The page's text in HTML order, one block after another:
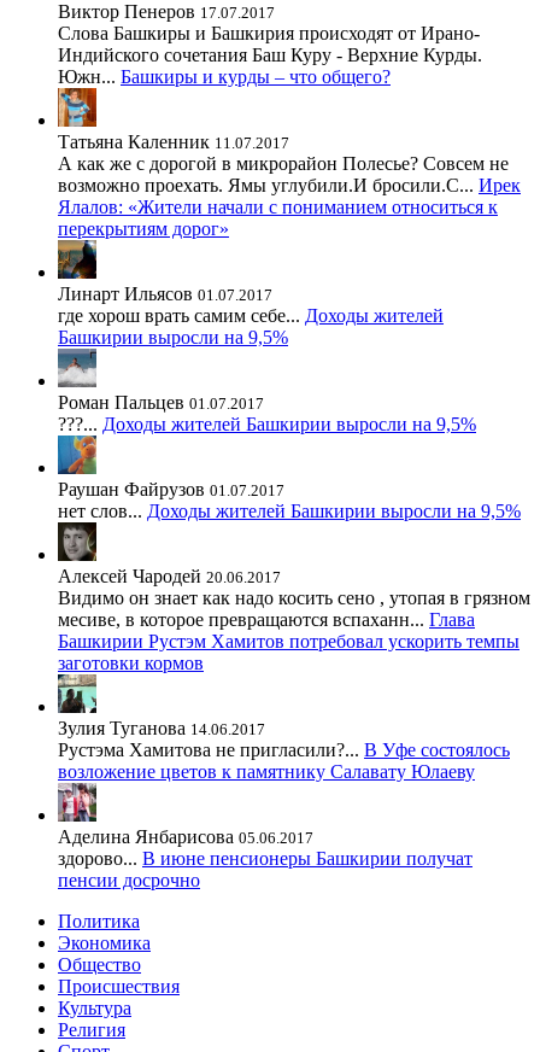
Виктор Пенеров 17.07.2017
Слова Башкиры и Башкирия происходят от Ирано-
Индийского сочетания Баш Куру - Верхние Курды.
Южн... Башкиры и курды – что общего?
Татьяна Каленник 11.07.2017
А как же с дорогой в микрорайон Полесье? Совсем не
возможно проехать. Ямы углубили.И бросили.С... Ирек
Ялалов: «Жители начали с пониманием относиться к
перекрытиям дорог»
Линарт Ильясов 01.07.2017
где хорош врать самим себе... Доходы жителей
Башкирии выросли на 9,5%
Роман Пальцев 01.07.2017
???... Доходы жителей Башкирии выросли на 9,5%
Раушан Файрузов 01.07.2017
нет слов... Доходы жителей Башкирии выросли на 9,5%
Алексей Чародей 20.06.2017
Видимо он знает как надо косить сено , утопая в грязном
месиве, в которое превращаются вспаханн... Глава
Башкирии Рустэм Хамитов потребовал ускорить темпы
заготовки кормов
Зулия Туганова 14.06.2017
Рустэма Хамитова не пригласили?... В Уфе состоялось
возложение цветов к памятнику Салавату Юлаеву
Аделина Янбарисова 05.06.2017
здорово... В июне пенсионеры Башкирии получат
пенсии досрочно
Политика
Экономика
Общество
Происшествия
Культура
Религия